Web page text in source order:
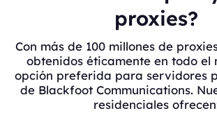
proxies?
Con más de 100 millones de
obtenidos éticamente en todo el
opción preferida para servidores
de Blackfoot Communications.
residenciales